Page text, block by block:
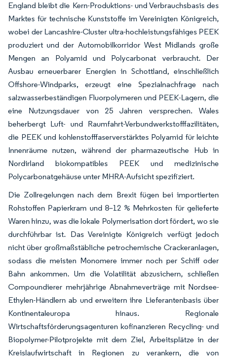
England bleibt die Kern-Produktions- und Verbrauchsbasis des
Marktes für technische Kunststoffe im Vereinigten Königreich,
wobei der Lancashire-Cluster ultra-hochleistungsfähiges PEEK
produziert und der Automobilkorridor West Midlands große
Mengen an Polyamid und Polycarbonat verbraucht. Der
Ausbau erneuerbarer Energien in Schottland, einschließlich
Offshore-Windparks, erzeugt eine Spezialnachfrage nach
salzwasserbeständigen Fluorpolymeren und PEEK-Lagern, die
eine Nutzungsdauer von 25 Jahren versprechen. Wales
beherbergt Luft- und Raumfahrt-Verbundwerkstofffazilitäten,
die PEEK und kohlenstofffaserverstärktes Polyamid für leichte
Innenräume nutzen, während der pharmazeutische Hub in
Nordirland biokompatibles PEEK und medizinische
Polycarbonatgehäuse unter MHRA-Aufsicht spezifiziert.
Die Zollregelungen nach dem Brexit fügen bei importierten
Rohstoffen Papierkram und 8–12 % Mehrkosten für gelieferte
Waren hinzu, was die lokale Polymerisation dort fördert, wo sie
durchführbar ist. Das Vereinigte Königreich verfügt jedoch
nicht über großmaßstäbliche petrochemische Crackeranlagen,
sodass die meisten Monomere immer noch per Schiff oder
Bahn ankommen. Um die Volatilität abzusichern, schließen
Compoundierer mehrjährige Abnahmeverträge mit Nordsee-
Ethylen-Händlern ab und erweitern ihre Lieferantenbasis über
Kontinentaleuropa hinaus. Regionale
Wirtschaftsförderungsagenturen kofinanzieren Recycling- und
Biopolymer-Pilotprojekte mit dem Ziel, Arbeitsplätze in der
Kreislaufwirtschaft in Regionen zu verankern, die von